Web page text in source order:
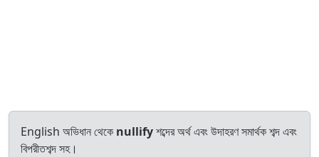
English অভিধান থেকে nullifyশব্দের অর্থ এবং উদাহরণ সমার্থক শব্দ এবং
বিপরীতশব্দ সহ।